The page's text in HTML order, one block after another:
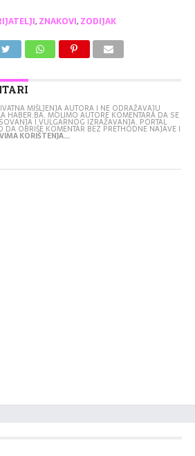
, ZNAKOVI, ZODIJAK
MIŠLJENJA AUTORA I NE ODRAŽAVAJU
HABER.BA. MOLIMO AUTORE KOMENTARA DA SE
I VULGARNOG IZRAŽAVANJA. PORTAL
OBRIŠE KOMENTAR BEZ PRETHODNE NAJAVE I
KORIŠTENJA...